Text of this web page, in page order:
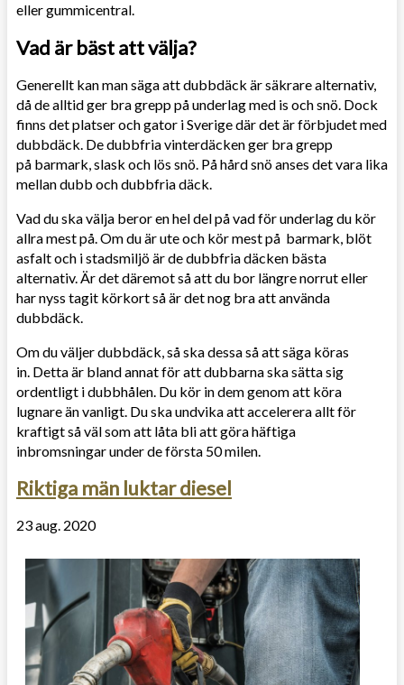
eller gummicentral.
Vad är bäst att välja?
Generellt kan man säga att dubbdäck är säkrare alternativ,
då de alltid ger bra grepp på underlag med is och snö. Dock
finns det platser och gator i Sverige där det är förbjudet med
dubbdäck. De dubbfria vinterdäcken ger bra grepp
på barmark, slask och lös snö. På hård snö anses det vara lika
mellan dubb och dubbfria däck.
Vad du ska välja beror en hel del på vad för underlag du kör
allra mest på. Om du är ute och kör mest på barmark, blöt
asfalt och i stadsmiljö är de dubbfria däcken bästa
alternativ. Är det däremot så att du bor längre norrut eller
har nyss tagit körkort så är det nog bra att använda
dubbdäck.
Om du väljer dubbdäck, så ska dessa så att säga köras
in. Detta är bland annat för att dubbarna ska sätta sig
ordentligt i dubbhålen. Du kör in dem genom att köra
lugnare än vanligt. Du ska undvika att accelerera allt för
kraftigt så väl som att låta bli att göra häftiga
inbromsningar under de första 50 milen.
Riktiga män luktar diesel
23 aug. 2020